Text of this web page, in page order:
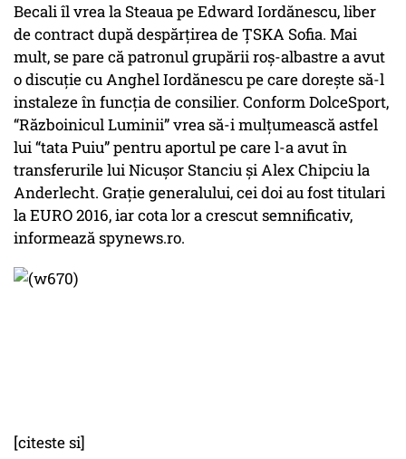
Becali îl vrea la Steaua pe Edward Iordănescu, liber
de contract după despărţirea de ŢSKA Sofia. Mai
mult, se pare că patronul grupării roş-albastre a avut
o discuție cu Anghel Iordănescu pe care doreşte să-l
instaleze în funcția de consilier. Conform DolceSport,
“Războinicul Luminii” vrea să-i mulţumească astfel
lui “tata Puiu” pentru aportul pe care l-a avut în
transferurile lui Nicuşor Stanciu şi Alex Chipciu la
Anderlecht. Graţie generalului, cei doi au fost titulari
la EURO 2016, iar cota lor a crescut semnificativ,
informează spynews.ro.
[citeste si]